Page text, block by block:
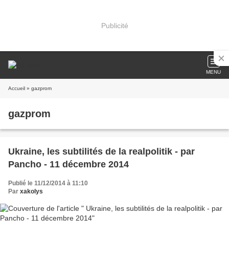
Publicité
MENU
Accueil » gazprom
gazprom
Ukraine, les subtilités de la realpolitik - par
Pancho - 11 décembre 2014
Publié le 11/12/2014 à 11:10
Par xakolys